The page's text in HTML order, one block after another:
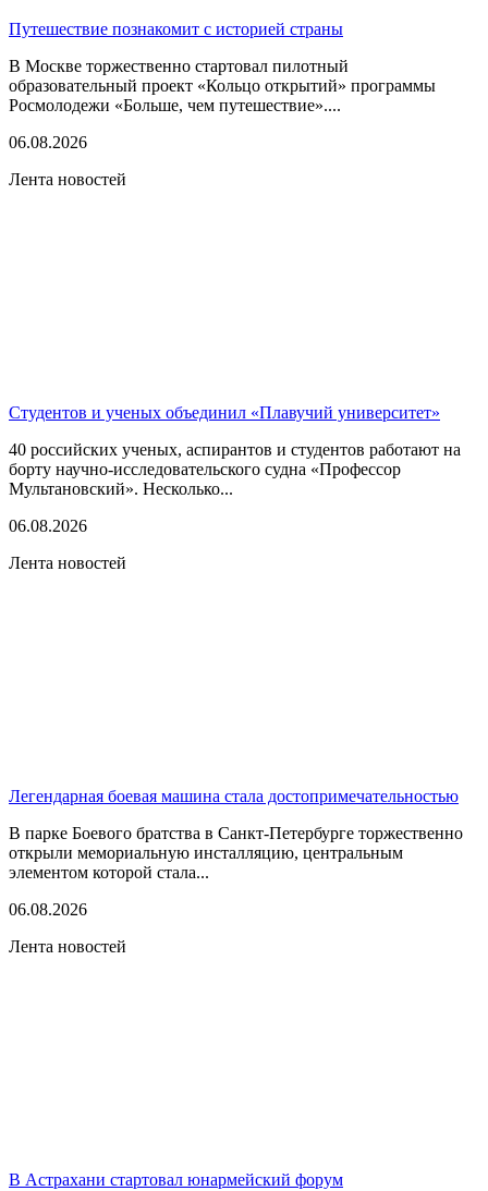
Путешествие познакомит с историей страны
В Москве торжественно стартовал пилотный
образовательный проект «Кольцо открытий» программы
Росмолодежи «Больше, чем путешествие»....
06.08.2026
Лента новостей
Студентов и ученых объединил «Плавучий университет»
40 российских ученых, аспирантов и студентов работают на
борту научно-исследовательского судна «Профессор
Мультановский». Несколько...
06.08.2026
Лента новостей
Легендарная боевая машина стала достопримечательностью
В парке Боевого братства в Санкт-Петербурге торжественно
открыли мемориальную инсталляцию, центральным
элементом которой стала...
06.08.2026
Лента новостей
В Астрахани стартовал юнармейский форум